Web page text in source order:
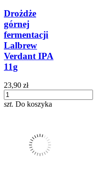
Drożdże
górnej
fermentacji
Lalbrew
Verdant IPA
11g
23,90 zł
szt. Do koszyka